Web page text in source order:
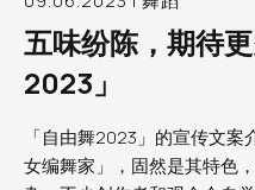
五味纷陈，期待
2023」
「自由舞2023」的宣传文
女编舞家」，固然是其特色